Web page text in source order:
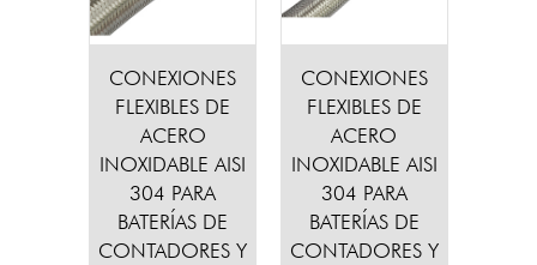
CONEXIONES
FLEXIBLES DE
ACERO
INOXIDABLE AISI
304 PARA
BATERÍAS DE
CONTADORES Y
CONEXIONES
FLEXIBLES DE
ACERO
INOXIDABLE AISI
304 PARA
BATERÍAS DE
CONTADORES Y